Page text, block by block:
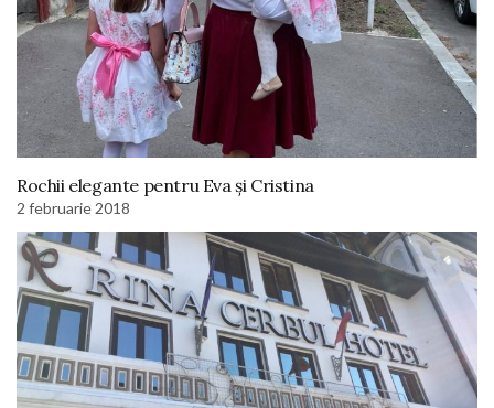
Rochii elegante pentru Eva și Cristina
2 februarie 2018